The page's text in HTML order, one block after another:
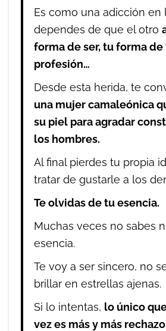
Es como una adicción en
dependes de que el otro
forma de ser, tu forma de
profesión…
Desde esta herida, te
una mujer camaleónica
su piel para agradar
los hombres.
Al final pierdes tu propia
tratar de gustarle a los
Te olvidas de tu esencia.
Muchas veces no sabes
esencia.
Te voy a ser sincero, no
brillar en estrellas ajenas.
Si lo intentas, lo único
vez es más y más